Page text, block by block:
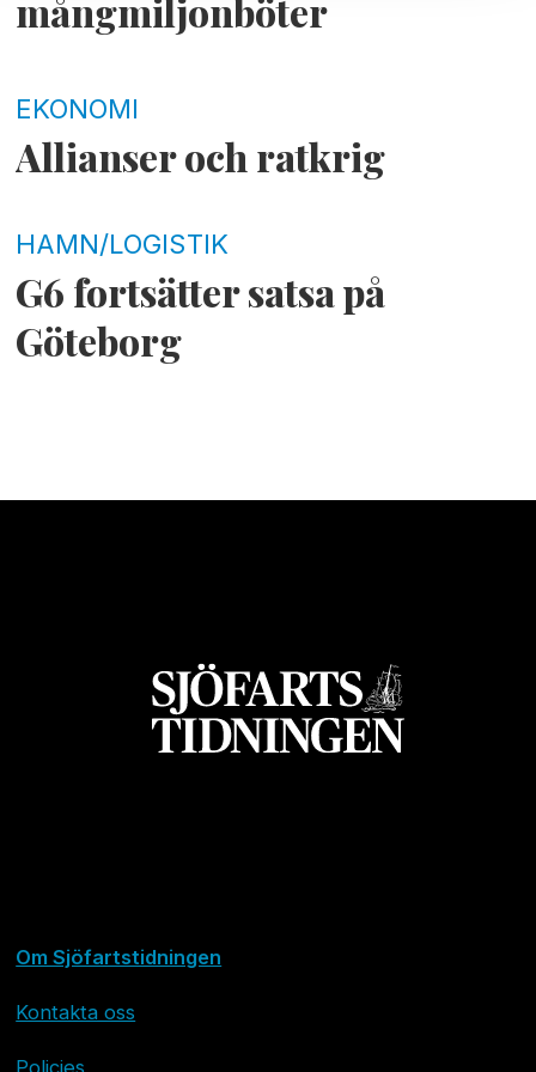
mångmiljonböter
EKONOMI
Allianser och ratkrig
HAMN/LOGISTIK
G6 fortsätter satsa på
Göteborg
Om Sjöfartstidningen
Kontakta oss
Policies